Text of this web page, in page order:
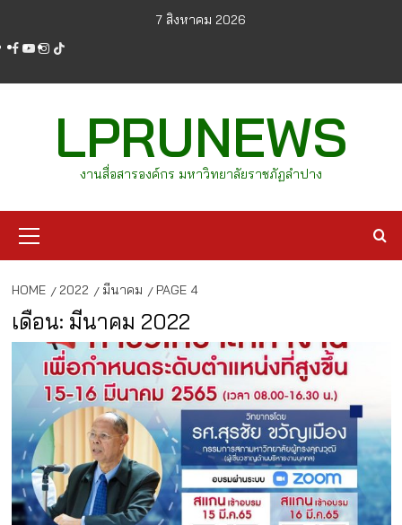
content
7 สิงหาคม 2026
facebook
youtube
instagram
tiktok
LPRUNEWS
งานสื่อสารองค์กร มหาวิทยาลัยราชภัฏลำปาง
Menu
HOME 2022 มีนาคม PAGE 4
เดือน: มีนาคม 2022